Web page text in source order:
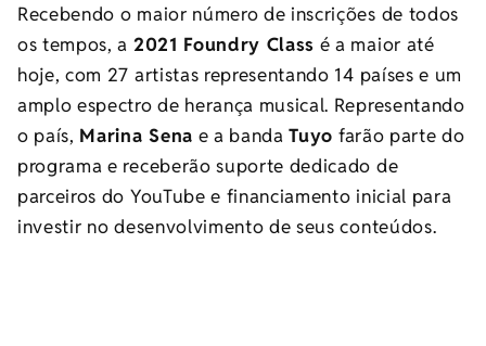
Recebendo o maior número de inscrições de todos
os tempos, a 2021 Foundry Class é a maior até
hoje, com 27 artistas representando 14 países e um
amplo espectro de herança musical. Representando
o país, Marina Sena e a bandaTuyo farão parte do
programa e receberão suporte dedicado de
parceiros do YouTube e financiamento inicial para
investir no desenvolvimento de seus conteúdos.